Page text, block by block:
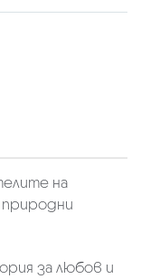
на
за любов и